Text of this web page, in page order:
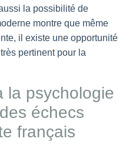
la possibilité de
montre que même
il existe une opportunité
pertinent pour la
la psychologie
échecs
français